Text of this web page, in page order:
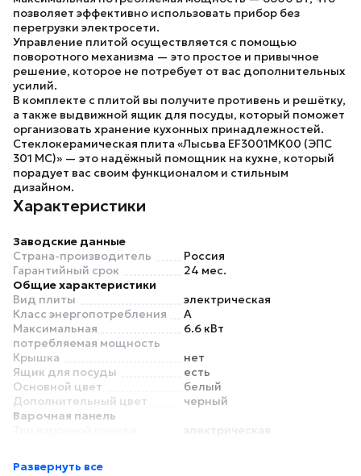
позволяет эффективно использовать прибор без
перегрузки электросети.
Управление плитой осуществляется с помощью
поворотного механизма — это простое и привычное
решение, которое не потребует от вас дополнительных
усилий.
В комплекте с плитой вы получите противень и решётку,
а также выдвижной ящик для посуды, который поможет
организовать хранение кухонных принадлежностей.
Стеклокерамическая плита «Лысьва EF3001MK00 (ЭПС
301 МС)» — это надёжный помощник на кухне, который
порадует вас своим функционалом и стильным
дизайном.
Характеристики
Заводские данные
Страна-производитель
Россия
Гарантийный срок
24 мес.
Общие характеристики
Вид плиты
электрическая
Класс энергопотребления
A
Максимальная
потребляемая мощность
6.6 кВт
Крышка
нет
Ящик для посуды
есть
Основной цвет
белый
Дополнительный цвет
черный
Варочная панель
электрическая
Развернуть все